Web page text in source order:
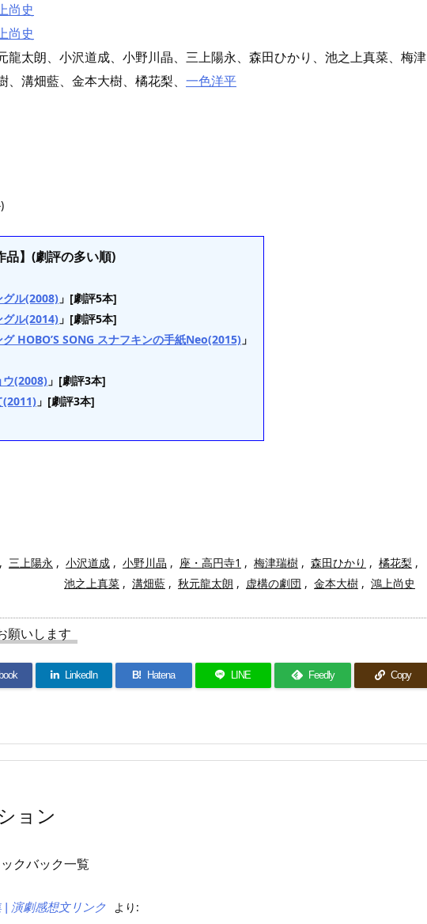
尚史
尚史
龍太朗、小沢道成、小野川晶、三上陽永、森田ひかり、池之上真菜、梅津
、溝畑藍、金本大樹、橘花梨、 一色洋平
品】(劇評の多い順)
グル(2008) 」[劇評5本]
グル(2014) 」[劇評5本]
HOBO’S SONG スナフキンの手紙Neo(2015) 」
ウ(2008) 」[劇評3本]
(2011) 」[劇評3本]
, 三上陽永 , 小沢道成 , 小野川晶 , 座・高円寺1 , 梅津瑞樹 , 森田ひかり , 橘花梨 ,
池之上真菜 , 溝畑藍 , 秋元龍太朗 , 虚構の劇団 , 金本大樹 , 鴻上尚史
願いします
LinkedIn B! Hatena LINE Feedly Copy
ョン
クバック一覧
| 演劇感想文リンク より: